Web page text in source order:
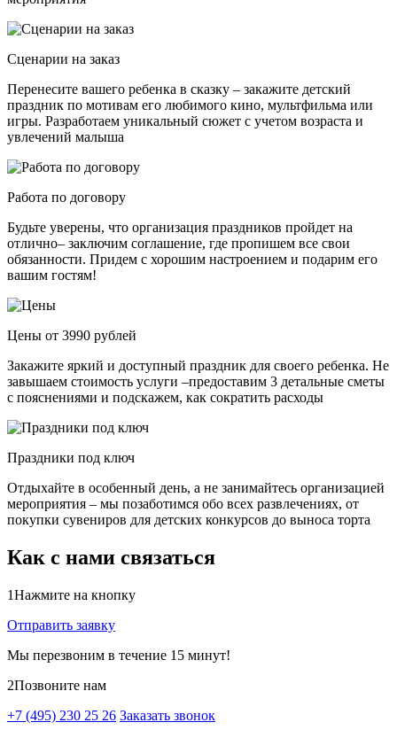
Сценарии на заказ
Перенесите вашего ребенка в сказку – закажите детский
праздник по мотивам его любимого кино, мультфильма или
игры. Разработаем уникальный сюжет с учетом возраста и
увлечений малыша
Работа по договору
Будьте уверены, что организация праздников пройдет на
отлично– заключим соглашение, где пропишем все свои
обязанности. Придем с хорошим настроением и подарим его
вашим гостям!
Цены от 3990 рублей
Закажите яркий и доступный праздник для своего ребенка. Не
завышаем стоимость услуги –предоставим 3 детальные сметы
с пояснениями и подскажем, как сократить расходы
Праздники под ключ
Отдыхайте в особенный день, а не занимайтесь организацией
мероприятия – мы позаботимся обо всех развлечениях, от
покупки сувениров для детских конкурсов до выноса торта
Как с нами связаться
1Нажмите на кнопку
Отправить заявку
Мы перезвоним в течение 15 минут!
2Позвоните нам
+7 (495) 230 25 26 Заказать звонок